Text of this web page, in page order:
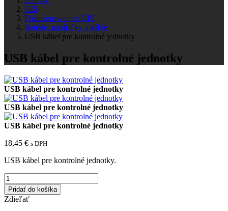
GIS
Príslušenstvo pre GIS
Batérie, nabíjačky a káble
USB kábel pre kontrolné jednotky
USB kábel pre kontrolné jednotky
USB kábel pre kontrolné jednotky
USB kábel pre kontrolné jednotky
USB kábel pre kontrolné jednotky
18,45 € s DPH
USB kábel pre kontrolné jednotky.
Pridať do košíka
Zdieľať